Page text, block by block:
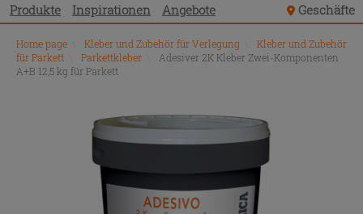
Produkte Inspirationen Angebote Geschäfte
Home page Kleber und Zubehör für Verlegung
Kleber und Zubehör
für Parkett
Parkettkleber
Adesiver 2K Kleber Zwei-Komponenten
A+B 12,5 kg für Parkett